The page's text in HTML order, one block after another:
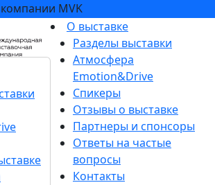
компании MVK
О выставке
Разделы выставки
Атмосфера
Emotion&Drive
Спикеры
Отзывы о выставке
Партнеры и спонсоры
Ответы на частые
вопросы
Контакты